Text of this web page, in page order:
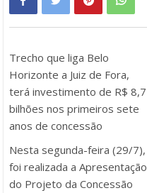
Trecho que liga Belo
Horizonte a Juiz de Fora,
terá investimento de R$ 8,7
bilhões nos primeiros sete
anos de concessão
Nesta segunda-feira (29/7),
foi realizada a Apresentação
do Projeto da Concessão